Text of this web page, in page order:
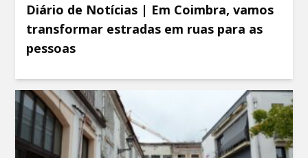
Diário de Notícias | Em Coimbra, vamos
transformar estradas em ruas para as
pessoas